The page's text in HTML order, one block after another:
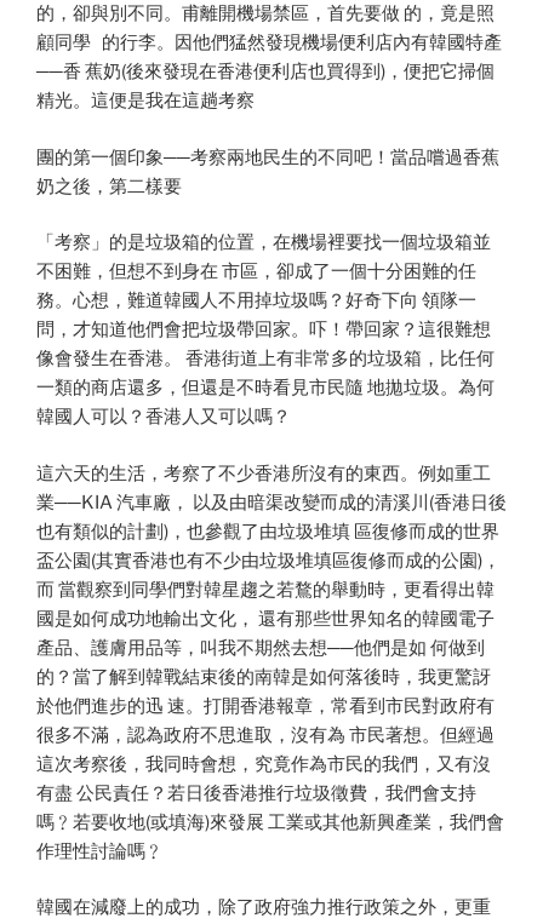
的，卻與別不同。甫離開機場禁區，首先要做 的，竟是照
顧同學 的行李。因他們猛然發現機場便利店內有韓國特產
──香 蕉奶(後來發現在香港便利店也買得到)，便把它掃個
精光。這便是我在這趟考察
團的第一個印象──考察兩地民生的不同吧！當品嚐過香蕉
奶之後，第二樣要
「考察」的是垃圾箱的位置，在機場裡要找一個垃圾箱並
不困難，但想不到身在 市區，卻成了一個十分困難的任
務。心想，難道韓國人不用掉垃圾嗎？好奇下向 領隊一
問，才知道他們會把垃圾帶回家。吓！帶回家？這很難想
像會發生在香港。 香港街道上有非常多的垃圾箱，比任何
一類的商店還多，但還是不時看見市民隨 地拋垃圾。為何
韓國人可以？香港人又可以嗎？
這六天的生活，考察了不少香港所沒有的東西。例如重工
業──KIA 汽車廠， 以及由暗渠改變而成的清溪川(香港日後
也有類似的計劃)，也參觀了由垃圾堆填 區復修而成的世界
盃公園(其實香港也有不少由垃圾堆填區復修而成的公園)，
而 當觀察到同學們對韓星趨之若鶩的舉動時，更看得出韓
國是如何成功地輸出文化， 還有那些世界知名的韓國電子
產品、護膚用品等，叫我不期然去想──他們是如 何做到
的？當了解到韓戰結束後的南韓是如何落後時，我更驚訝
於他們進步的迅 速。打開香港報章，常看到市民對政府有
很多不滿，認為政府不思進取，沒有為 市民著想。但經過
這次考察後，我同時會想，究竟作為市民的我們，又有沒
有盡 公民責任？若日後香港推行垃圾徵費，我們會支持
嗎﹖若要收地(或填海)來發展 工業或其他新興產業，我們會
作理性討論嗎﹖
韓國在減廢上的成功，除了政府強力推行政策之外，更重